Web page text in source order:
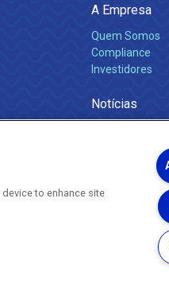
A Empresa
Quem Somos
Compliance
Investidores
Notícias
Copyright ® 2026 - Todos os
to enhance site